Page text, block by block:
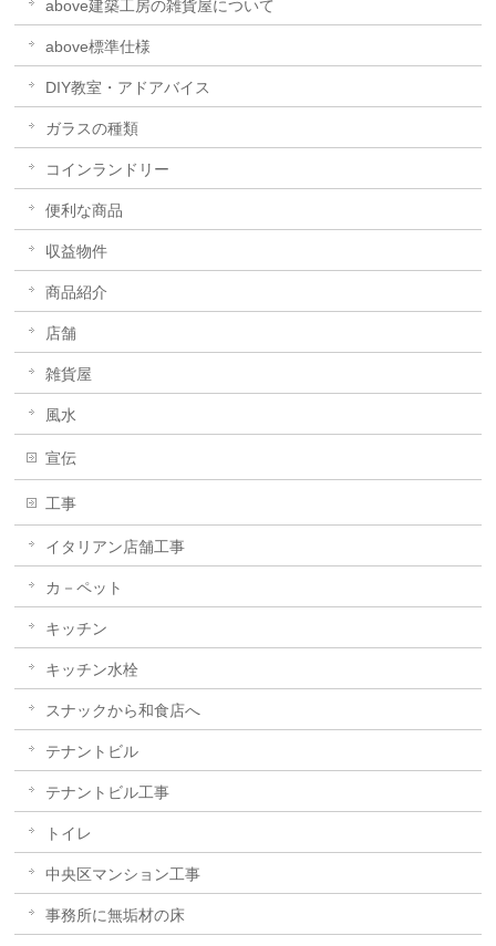
above建築工房の雑貨屋について
above標準仕様
DIY教室・アドアバイス
ガラスの種類
コインランドリー
便利な商品
収益物件
商品紹介
店舗
雑貨屋
風水
宣伝
工事
イタリアン店舗工事
カ－ペット
キッチン
キッチン水栓
スナックから和食店へ
テナントビル
テナントビル工事
トイレ
中央区マンション工事
事務所に無垢材の床